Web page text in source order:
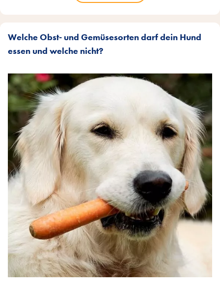
Welche Obst- und Gemüsesorten darf dein Hund
essen und welche nicht?